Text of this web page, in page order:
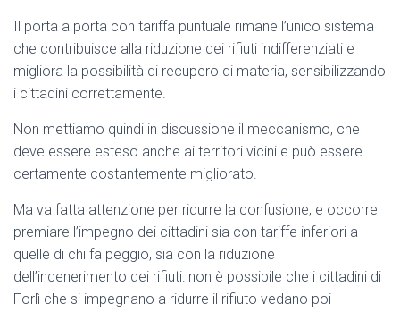
Il porta a porta con tariffa puntuale rimane l’unico sistema
che contribuisce alla riduzione dei rifiuti indifferenziati e
migliora la possibilità di recupero di materia, sensibilizzando
i cittadini correttamente.
Non mettiamo quindi in discussione il meccanismo, che
deve essere esteso anche ai territori vicini e può essere
certamente costantemente migliorato.
Ma va fatta attenzione per ridurre la confusione, e occorre
premiare l’impegno dei cittadini sia con tariffe inferiori a
quelle di chi fa peggio, sia con la riduzione
dell’incenerimento dei rifiuti: non è possibile che i cittadini di
Forlì che si impegnano a ridurre il rifiuto vedano poi